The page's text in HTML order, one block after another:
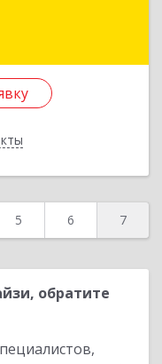
г, 6-я просека,
5 6 7
обратите